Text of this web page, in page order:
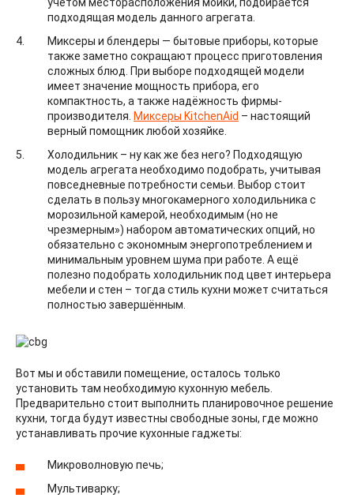
подходящая модель данного агрегата.
Миксеры и блендеры — бытовые приборы, которые
также заметно сокращают процесс приготовления
сложных блюд. При выборе подходящей модели
имеет значение мощность прибора, его
компактность, а также надёжность фирмы-
производителя. Миксеры KitchenAid – настоящий
верный помощник любой хозяйке.
Холодильник – ну как же без него? Подходящую
модель агрегата необходимо подобрать, учитывая
повседневные потребности семьи. Выбор стоит
сделать в пользу многокамерного холодильника с
морозильной камерой, необходимым (но не
чрезмерным») набором автоматических опций, но
обязательно с экономным энергопотреблением и
минимальным уровнем шума при работе. А ещё
полезно подобрать холодильник под цвет интерьера
мебели и стен – тогда стиль кухни может считаться
полностью завершённым.
Вот мы и обставили помещение, осталось только
установить там необходимую кухонную мебель.
Предварительно стоит выполнить планировочное решение
кухни, тогда будут известны свободные зоны, где можно
устанавливать прочие кухонные гаджеты:
Микроволновую печь;
Мультиварку;